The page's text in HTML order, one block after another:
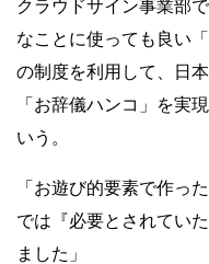
クラウドサイン事業部
なことに使っても良い
の制度を利用して、日
「お辞儀ハンコ」を実
いう。
「お遊び的要素で作っ
では『必要とされてい
ました」